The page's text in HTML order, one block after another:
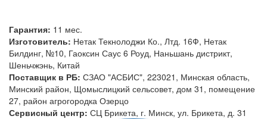
Гарантия: 11 мес.
Изготовитель: Нетак Текнолоджи Ко., Лтд. 16Ф, Нетак
Билдинг, №10, Гаоксин Саус 6 Роуд, Наньшань дистрикт,
Шеньчжэнь, Китай
Поставщик в РБ: СЗАО "АСБИС", 223021, Минская область,
Минский район, Щомыслицкий сельсовет, дом 31, помещение
27, район агрогородка Озерцо
Сервисный центр: СЦ Брикета, г. Минск, ул. Брикета, д. 31